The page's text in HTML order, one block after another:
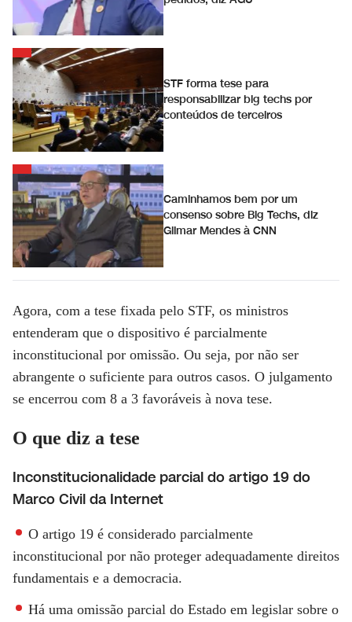
STF forma tese para
responsabilizar big techs por
conteúdos de terceiros
Caminhamos bem por um
consenso sobre Big Techs, diz
Gilmar Mendes à CNN
Agora, com a tese fixada pelo STF, os ministros
entenderam que o dispositivo é parcialmente
inconstitucional por omissão. Ou seja, por não ser
abrangente o suficiente para outros casos. O julgamento
se encerrou com 8 a 3 favoráveis à nova tese.
O que diz a tese
Inconstitucionalidade parcial do artigo 19 do
Marco Civil da Internet
O artigo 19 é considerado parcialmente
inconstitucional por não proteger adequadamente direitos
fundamentais e a democracia.
Há uma omissão parcial do Estado em legislar sobre o